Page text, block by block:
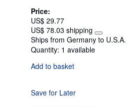
Price:
US$ 29.77
US$ 78.03 shipping
Learn
more
Ships from Germany to U.S.A.
Quantity: 1 available
Add to basket
Save for Later